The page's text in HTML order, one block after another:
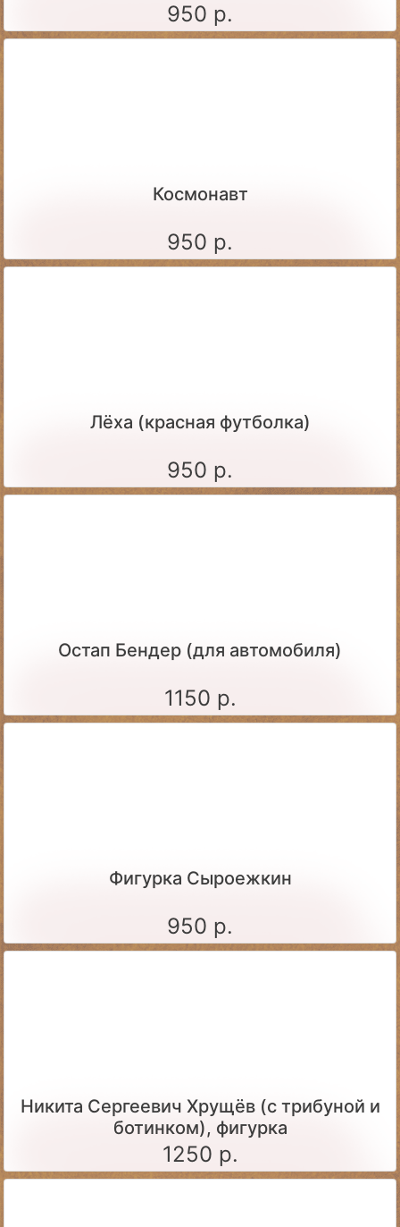
950 р.
Космонавт
950 р.
Лёха (красная футболка)
950 р.
Остап Бендер (для автомобиля)
1150 р.
Фигурка Сыроежкин
950 р.
Никита Сергеевич Хрущёв (с трибуной и
ботинком), фигурка
1250 р.